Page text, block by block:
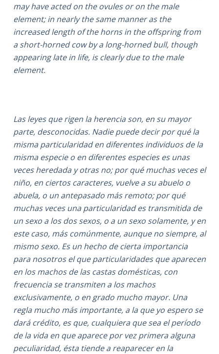
may have acted on the ovules or on the male
element; in nearly the same manner as the
increased length of the horns in the offspring from
a short-horned cow by a long-horned bull, though
appearing late in life, is clearly due to the male
element.
Las leyes que rigen la herencia son, en su mayor
parte, desconocidas. Nadie puede decir por qué la
misma particularidad en diferentes individuos de la
misma especie o en diferentes especies es unas
veces heredada y otras no; por qué muchas veces el
niño, en ciertos caracteres, vuelve a su abuelo o
abuela, o un antepasado más remoto; por qué
muchas veces una particularidad es transmitida de
un sexo a los dos sexos, o a un sexo solamente, y en
este caso, más comúnmente, aunque no siempre, al
mismo sexo. Es un hecho de cierta importancia
para nosotros el que particularidades que aparecen
en los machos de las castas domésticas, con
frecuencia se transmiten a los machos
exclusivamente, o en grado mucho mayor. Una
regla mucho más importante, a la que yo espero se
dará crédito, es que, cualquiera que sea el período
de la vida en que aparece por vez primera alguna
peculiaridad, ésta tiende a reaparecer en la